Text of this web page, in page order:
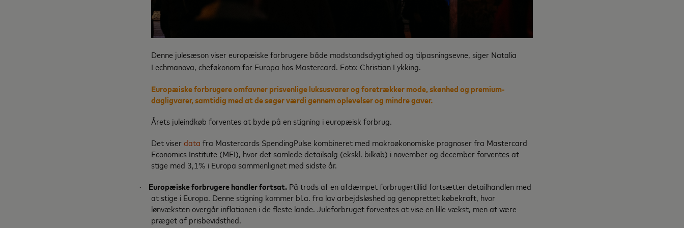
Denne julesæson viser europæiske forbrugere både modstandsdygtighed og tilpasningsevne, siger Natalia
Lechmanova, cheføkonom for Europa hos Mastercard. Foto: Christian Lykking.
Europæiske forbrugere omfavner prisvenlige luksusvarer og foretrækker mode, skønhed og premium-
dagligvarer, samtidig med at de søger værdi gennem oplevelser og mindre gaver.
Årets juleindkøb forventes at byde på en stigning i europæisk forbrug.
Det viserdata fra Mastercards SpendingPulse kombineret med makroøkonomiske prognoser fra Mastercard
Economics Institute (MEI), hvor det samlede detailsalg (ekskl. bilkøb) i november og december forventes at
stige med 3,1% i Europa sammenlignet med sidste år.
· Europæiske forbrugere handler fortsat. På trods af en afdæmpet forbrugertillid fortsætter detailhandlen med
at stige i Europa. Denne stigning kommer bl.a. fra lav arbejdsløshed og genoprettet købekraft, hvor
lønvæksten overgår inflationen i de fleste lande. Juleforbruget forventes at vise en lille vækst, men at være
præget af prisbevidsthed.